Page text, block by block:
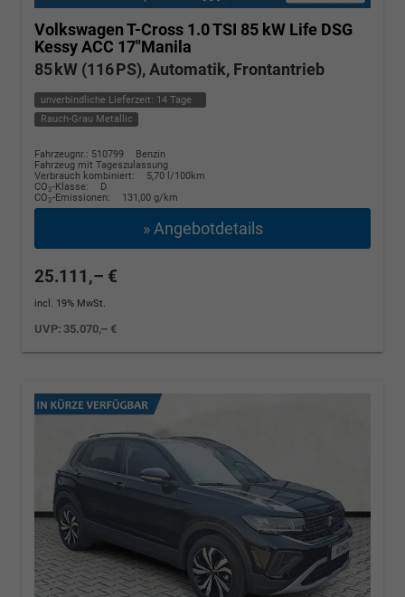
Volkswagen T-Cross 1.0 TSI 85 kW Life DSG
Kessy ACC 17"Manila
85 kW (116 PS), Automatik, Frontantrieb
unverbindliche Lieferzeit: 14 Tage
Rauch-Grau Metallic
Fahrzeugnr.: 510799
Benzin
Fahrzeug mit Tageszulassung
Verbrauch kombiniert:
5,70 l/100km
CO2-Klasse:
D
CO2-Emissionen: 131,00 g/km
» Angebotdetails
25.111,– €
incl. 19% MwSt.
UVP: 35.070,– €